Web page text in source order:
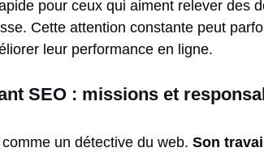
pour ceux qui aiment relever
Cette attention constante peut
leur performance en ligne.
SEO : missions et
comme un détective du web. Son